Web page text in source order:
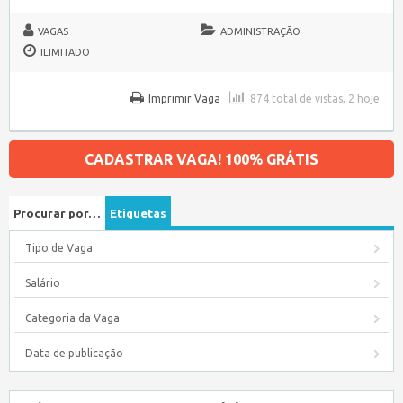
VAGAS
ADMINISTRAÇÃO
ILIMITADO
874 total de vistas, 2 hoje
Imprimir Vaga
CADASTRAR VAGA! 100% GRÁTIS
Procurar por… Etiquetas
Tipo de Vaga
Salário
Categoria da Vaga
Data de publicação